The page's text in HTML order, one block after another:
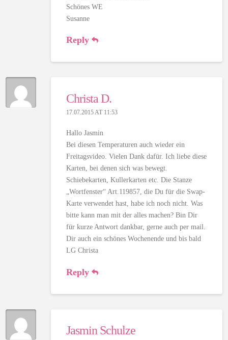
Schönes WE
Susanne
Reply
Christa D.
17.07.2015 AT 11:53
Hallo Jasmin
Bei diesen Temperaturen auch wieder ein
Freitagsvideo. Vielen Dank dafür. Ich liebe diese
Karten, bei denen sich was bewegt.
Schiebekarten, Kullerkarten etc. Die Stanze
„Wortfenster“ Art.119857, die Du für die Swap-
Karte verwendet hast, habe ich noch nicht. Was
bitte kann man mit der alles machen? Bin Dir
für kurze Antwort dankbar, gerne auch per mail.
Dir auch ein schönes Wochenende und bis bald
LG Christa
Reply
Jasmin Schulze